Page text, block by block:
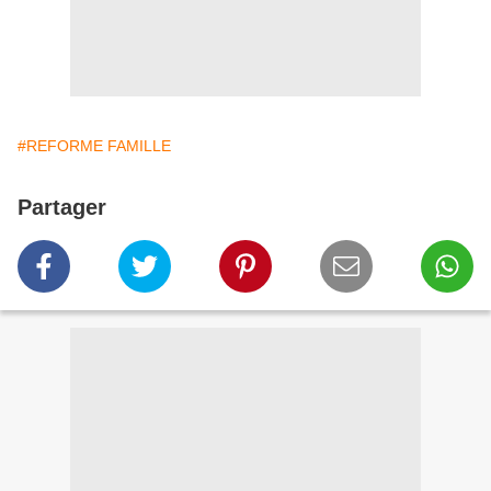
#REFORME FAMILLE
Partager